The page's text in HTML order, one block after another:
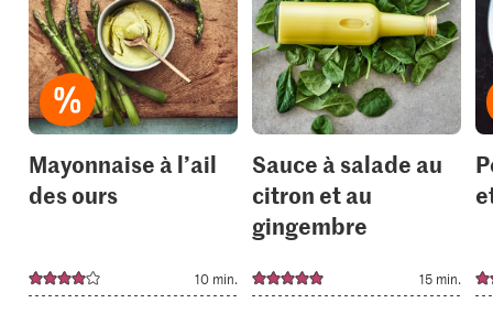
add
it
to
your
collections.
Mayonnaise à l’ail
des ours
10 min.
add
it
to
your
Sauce à salade au
citron et au
gingembre
15 min.